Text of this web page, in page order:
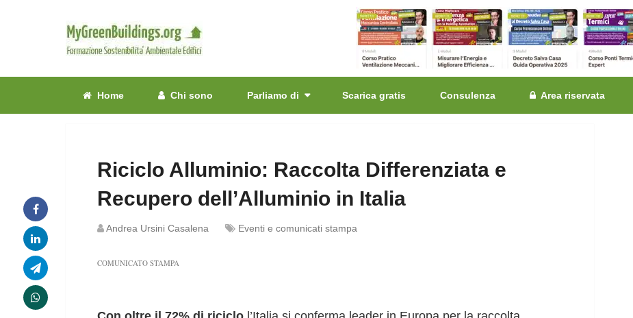
Home Chi sono Parliamo di Scarica gratis Consulenza Area riservata
Riciclo Alluminio: Raccolta Differenziata e
Recupero dell’Alluminio in Italia
Andrea Ursini Casalena Eventi e comunicati stampa
COMUNICATO STAMPA